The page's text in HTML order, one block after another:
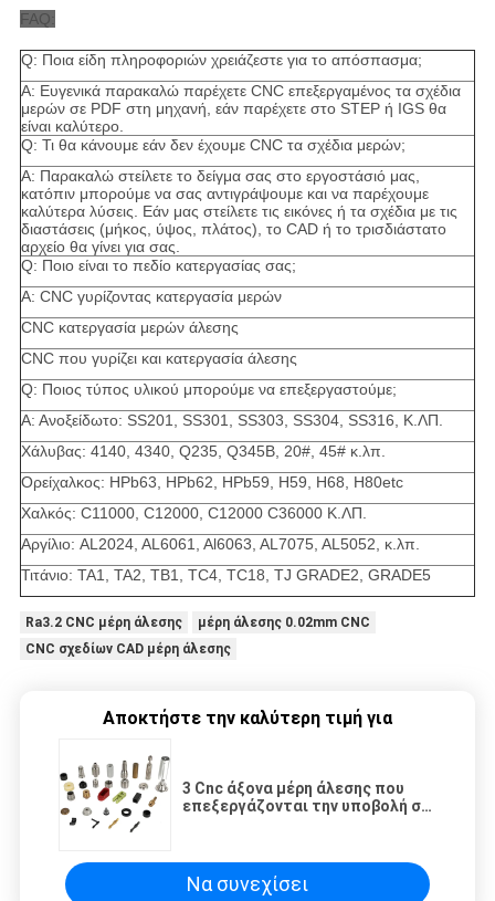
FAQ:
Q: Ποια είδη πληροφοριών χρειάζεστε για το απόσπασμα;
Α: Ευγενικά παρακαλώ παρέχετε CNC επεξεργαμένος τα σχέδια
μερών σε PDF στη μηχανή, εάν παρέχετε στο STEP ή IGS θα
είναι καλύτερο.
Q: Τι θα κάνουμε εάν δεν έχουμε CNC τα σχέδιαμερών;
Α: Παρακαλώ στείλετε το δείγμα σας στο εργοστάσιό μας,
κατόπιν μπορούμε να σας αντιγράψουμε και να παρέχουμε
καλύτερα λύσεις. Εάν μας στείλετε τις εικόνες ή τα σχέδια με τις
διαστάσεις (μήκος, ύψος, πλάτος), το CAD ή το τρισδιάστατο
αρχείο θα γίνει για σας.
Q: Ποιο είναι το πεδίο κατεργασίας σας;
Α: CNC γυρίζοντας κατεργασία μερών
CNC κατεργασία μερών άλεσης
CNC που γυρίζει και κατεργασία άλεσης
Q: Ποιος τύπος υλικού μπορούμε να επεξεργαστούμε;
Α: Ανοξείδωτο: SS201, SS301, SS303, SS304, SS316, Κ.ΛΠ.
Χάλυβας: 4140, 4340, Q235, Q345B, 20#, 45# κ.λπ.
Ορείχαλκος: HPb63, HPb62, HPb59, H59, H68, H80etc
Χαλκός: C11000, C12000, C12000 C36000 Κ.ΛΠ.
Αργίλιο: AL2024, AL6061, Al6063, AL7075, AL5052, κ.λπ.
Τιτάνιο: TA1, TA2, TB1, TC4, TC18, TJ GRADE2, GRADE5
Ra3.2 CNC μέρη άλεσης
μέρη άλεσης 0.02mm CNC
CNC σχεδίων CAD μέρη άλεσης
Αποκτήστε την καλύτερη τιμή για
3 Cnc άξονα μέρη άλεσης που
επεξεργάζονται την υποβολή σε
Να συνεχίσει